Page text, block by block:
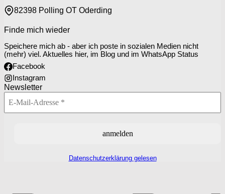
82398 Polling OT Oderding
Finde mich wieder
Speichere mich ab - aber ich poste in sozialen Medien nicht
(mehr) viel. Aktuelles hier, im Blog und im WhatsApp Status
Facebook
Instagram
Newsletter
Datenschutzerklärung gelesen